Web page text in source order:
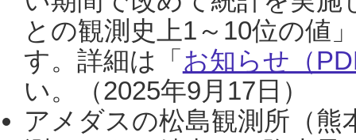
との観測史上1～10位の値
す。詳細は「 お知らせ（
い。（2025年9月17日）
アメダスの松島観測所（熊